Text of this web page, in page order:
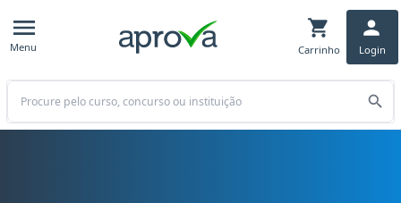
Menu Carrinho Login
Buscar